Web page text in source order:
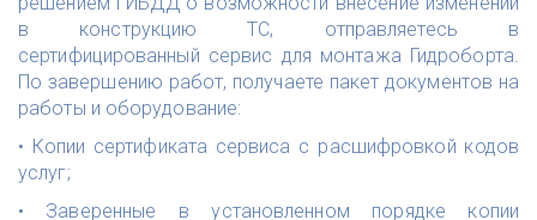
в конструкцию ТС, отправляетесь в
сертифицированный сервис для монтажа Гидроборта.
По завершению работ, получаете пакет документов на
работы и оборудование:
• Копии сертификата сервиса с расшифровкой кодов
услуг;
• Заверенные в установленном порядке копии